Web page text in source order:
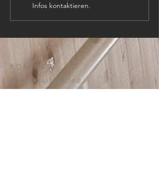
Infos kontaktieren.
KONTAKT:
Tel: +43 (0) 6134
/ 8214-0
Email:office@htl-hallstatt.at